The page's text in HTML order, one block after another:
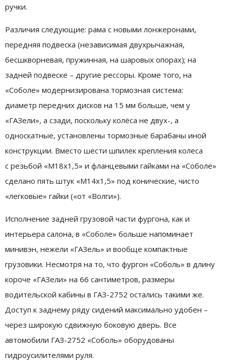
ручки.
Различия следующие: рама с новыми лонжеронами,
передняя подвеска (независимая двухрычажная,
бесшкворневая, пружинная, на шаровых опорах); на
задней подвеске – другие рессоры. Кроме того, на
«Соболе» модернизирована тормозная система:
диаметр передних дисков на 15 мм больше, чем у
«ГАЗели», а сзади, поскольку колёса не двух-, а
односкатные, установлены тормозные барабаны иной
конструкции. Вместо шести шпилек крепления колеса
с резьбой «М18х1,5» и фланцевыми гайками на «Соболе»
сделано пять штук «М14х1,5» под конические, чисто
«легковые» гайки («от «Волги»).
Исполнение задней грузовой части фургона, как и
интерьера салона, в «Соболе» больше напоминает
минивэн, нежели «ГАЗель» и вообще компактные
грузовики. Несмотря на то, что фургон «Соболь» в длину
короче «ГАЗели» на 66 сантиметров, размеры
водительской кабины в ГАЗ-2752 остались такими же.
Доступ к заднему ряду сидений максимально удобен –
через широкую сдвижную боковую дверь. Все
автомобили ГАЗ-2752 «Соболь» оборудованы
гидроусилителями руля.